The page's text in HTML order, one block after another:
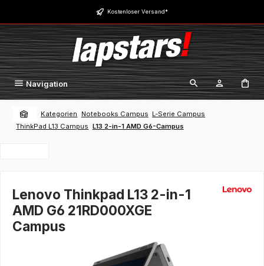
Zum Hauptinhalt springen Kostenloser Versand*
Navigation
Kategorien Notebooks Campus L-Serie Campus
ThinkPad L13 Campus L13 2-in-1 AMD G6-Campus
Lenovo Thinkpad L13 2-in-1
AMD G6 21RD000XGE
Campus